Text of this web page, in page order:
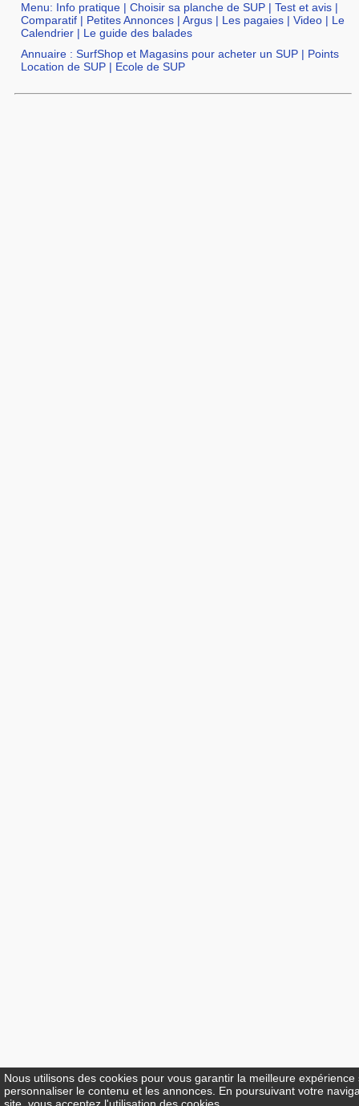
Menu: Info pratique |Choisir sa planche de SUP |Test et avis |
Comparatif | Petites Annonces |Argus | Les pagaies |Video | Le
Calendrier | Le guide des balades
Annuaire :SurfShop et Magasins pour acheter un SUP | Points
Location de SUP | Ecole de SUP
Nous utilisons des cookies pour vous garantir la meilleure
personnaliser le contenu et les annonces. En poursuivant votre